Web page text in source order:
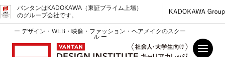
バンタンはKADOKAWA（東証プライム上場）
のグループ会社です。
ー デザイン・WEB・映像・ファッション・ヘアメイクのスクー
ル ー